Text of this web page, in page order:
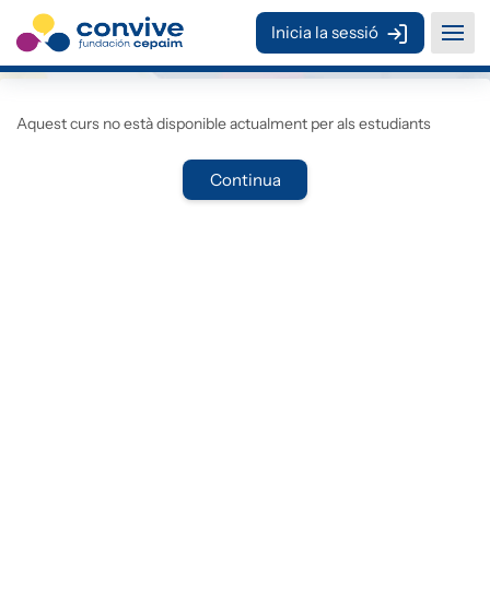
Ves al contingut principal
Inicia la sessió
Aquest curs no està disponible actualment per als estudiants
Continua